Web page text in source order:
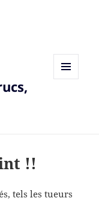
!!
tels les tueurs